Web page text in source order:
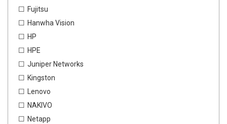
Fujitsu
Hanwha Vision
HP
HPE
Juniper Networks
Kingston
Lenovo
NAKIVO
Netapp